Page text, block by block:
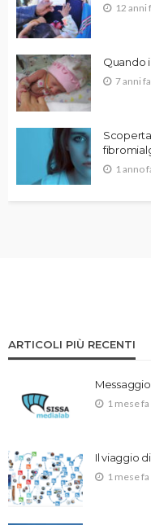
12 anni
Quando
7 anni fa
1 anno
ARTICOLI PIÙ RECENTI
1 mese fa
Il viaggio
1 mese fa